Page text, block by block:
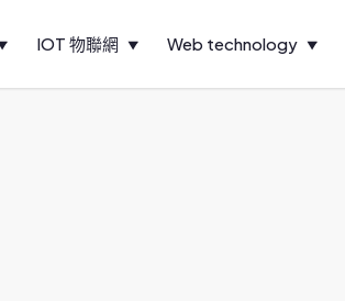
IOT 物聯網 Web technology